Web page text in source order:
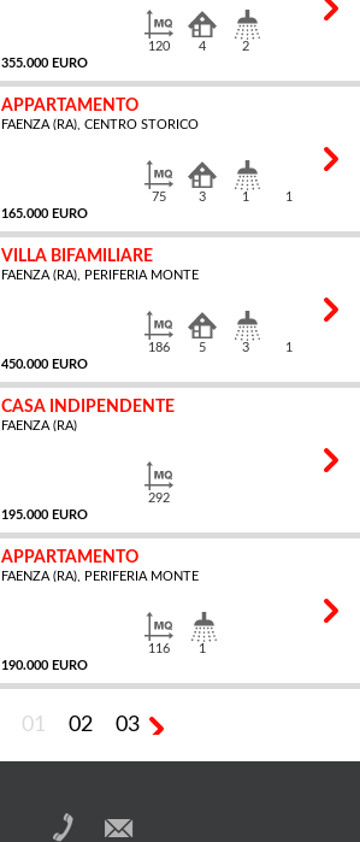
355.000 EURO
120 4 2
APPARTAMENTO
FAENZA (RA), CENTRO STORICO
165.000 EURO
75 3 1 1
VILLA BIFAMILIARE
FAENZA (RA), PERIFERIA MONTE
450.000 EURO
186 5 3 1
CASA INDIPENDENTE
FAENZA (RA)
195.000 EURO
292
APPARTAMENTO
FAENZA (RA), PERIFERIA MONTE
190.000 EURO
116
MQ
1
01 02 03